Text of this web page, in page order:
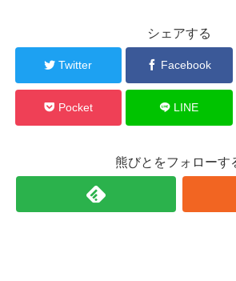
シェアする
Twitter Facebook
Pocket LINE
熊びとをフォローす